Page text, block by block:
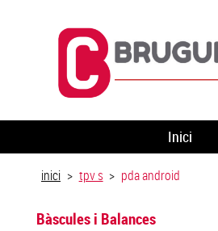
Inici
inici > tpv s > pda android
Bàscules i Balances